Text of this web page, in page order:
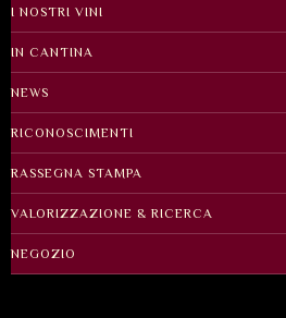
I NOSTRI VINI
IN CANTINA
NEWS
RICONOSCIMENTI
RASSEGNA STAMPA
VALORIZZAZIONE & RICERCA
NEGOZIO